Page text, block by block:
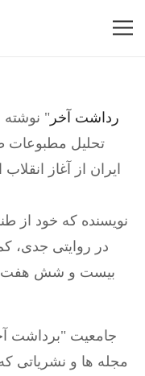
رداشت آخر" نوشته
تحلیل مطبوعات
نویسنده که خود از
در روایتی جدی،
بیست و شش هفت
جامعیت "برداشت
مجله ها و نشریاتی